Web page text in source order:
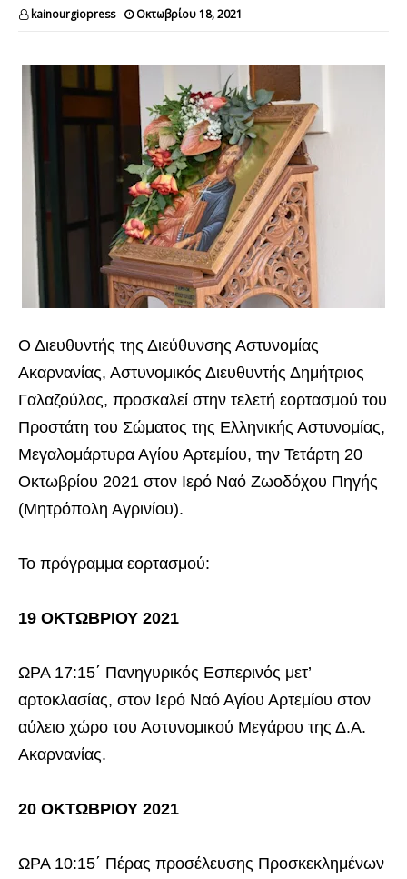
kainourgiopress Οκτωβρίου 18, 2021
Ο Διευθυντής της Διεύθυνσης Αστυνομίας
Ακαρνανίας, Αστυνομικός Διευθυντής Δημήτριος
Γαλαζούλας, προσκαλεί στην τελετή εορτασμού του
Προστάτη του Σώματος της Ελληνικής Αστυνομίας,
Μεγαλομάρτυρα Αγίου Αρτεμίου, την Τετάρτη 20
Οκτωβρίου 2021 στον Ιερό Ναό Ζωοδόχου Πηγής
(Μητρόπολη Αγρινίου).
Το πρόγραμμα εορτασμού:
19 ΟΚΤΩΒΡΙΟΥ 2021
ΩΡΑ 17:15΄ Πανηγυρικός Εσπερινός μετ’
αρτοκλασίας, στον Ιερό Ναό Αγίου Αρτεμίου στον
αύλειο χώρο του Αστυνομικού Μεγάρου της Δ.Α.
Ακαρνανίας.
20 ΟΚΤΩΒΡΙΟΥ 2021
ΩΡΑ 10:15΄ Πέρας προσέλευσης Προσκεκλημένων